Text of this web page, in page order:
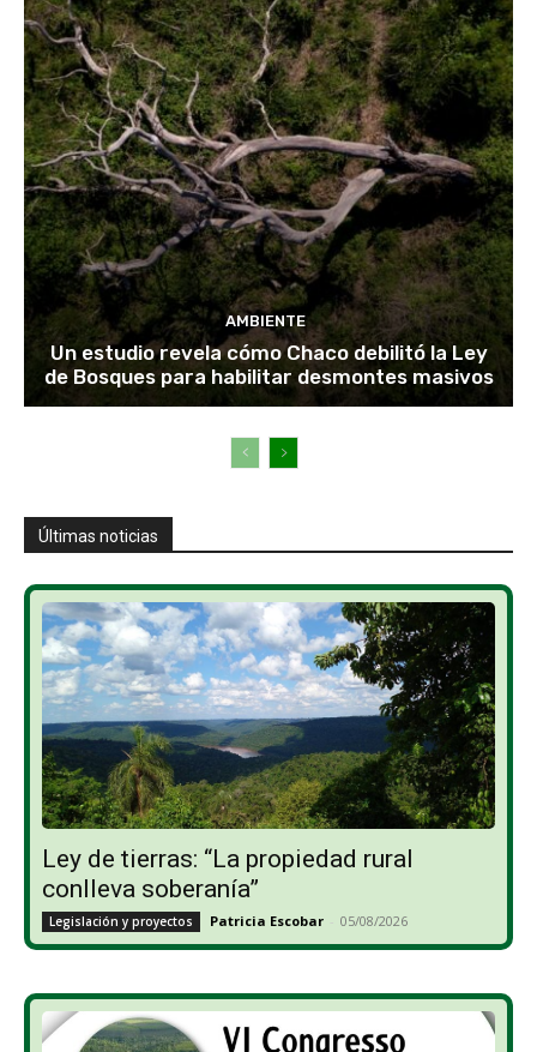
AMBIENTE
Un estudio revela cómo Chaco debilitó la Ley
de Bosques para habilitar desmontes masivos
Últimas noticias
Ley de tierras: “La propiedad rural
conlleva soberanía”
Legislación y proyectos Patricia Escobar - 05/08/2026